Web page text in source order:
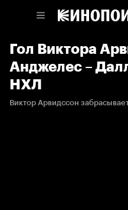
Гол Виктора
Анджелес –
НХЛ
Виктор Арвидссон